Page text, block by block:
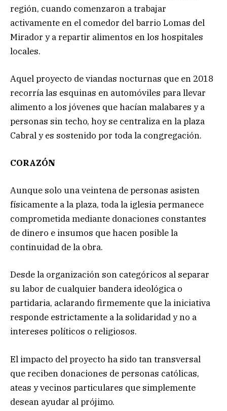
región, cuando comenzaron a trabajar
activamente en el comedor del barrio Lomas del
Mirador y a repartir alimentos en los hospitales
locales.
Aquel proyecto de viandas nocturnas que en 2018
recorría las esquinas en automóviles para llevar
alimento a los jóvenes que hacían malabares y a
personas sin techo, hoy se centraliza en la plaza
Cabral y es sostenido por toda la congregación.
CORAZÓN
Aunque solo una veintena de personas asisten
físicamente a la plaza, toda la iglesia permanece
comprometida mediante donaciones constantes
de dinero e insumos que hacen posible la
continuidad de la obra.
Desde la organización son categóricos al separar
su labor de cualquier bandera ideológica o
partidaria, aclarando firmemente que la iniciativa
responde estrictamente a la solidaridad y no a
intereses políticos o religiosos.
El impacto del proyecto ha sido tan transversal
que reciben donaciones de personas católicas,
ateas y vecinos particulares que simplemente
desean ayudar al prójimo.